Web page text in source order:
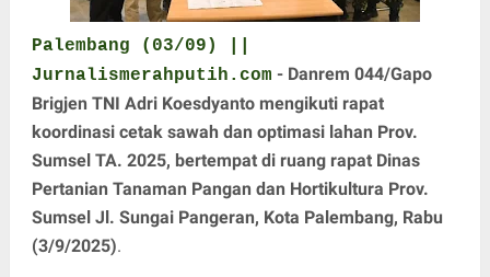
Palembang (03/09) ||
Jurnalismerahputih.com - Danrem 044/Gapo
Brigjen TNI Adri Koesdyanto mengikuti rapat
koordinasi cetak sawah dan optimasi lahan Prov.
Sumsel TA. 2025, bertempat di ruang rapat Dinas
Pertanian Tanaman Pangan dan Hortikultura Prov.
Sumsel Jl. Sungai Pangeran, Kota Palembang, Rabu
(3/9/2025).